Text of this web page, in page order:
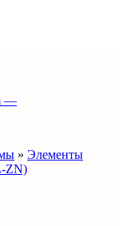
» Элементы
ZN)